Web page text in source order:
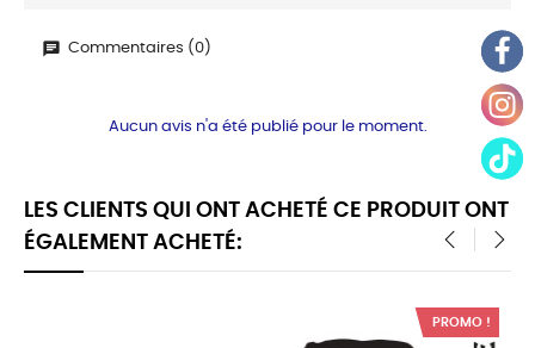
Commentaires (0)
Aucun avis n'a été publié pour le moment.
LES CLIENTS QUI ONT ACHETÉ CE PRODUIT ONT
ÉGALEMENT ACHETÉ:
PROMO !